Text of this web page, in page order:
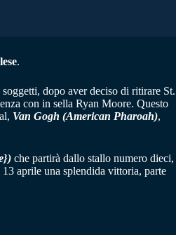
.
dopo aver deciso di ritirare St.
con in sella Ryan Moore. Questo
Van Gogh (American Pharoah),
che partirà dallo stallo numero dieci,
aprile una splendida vittoria, parte